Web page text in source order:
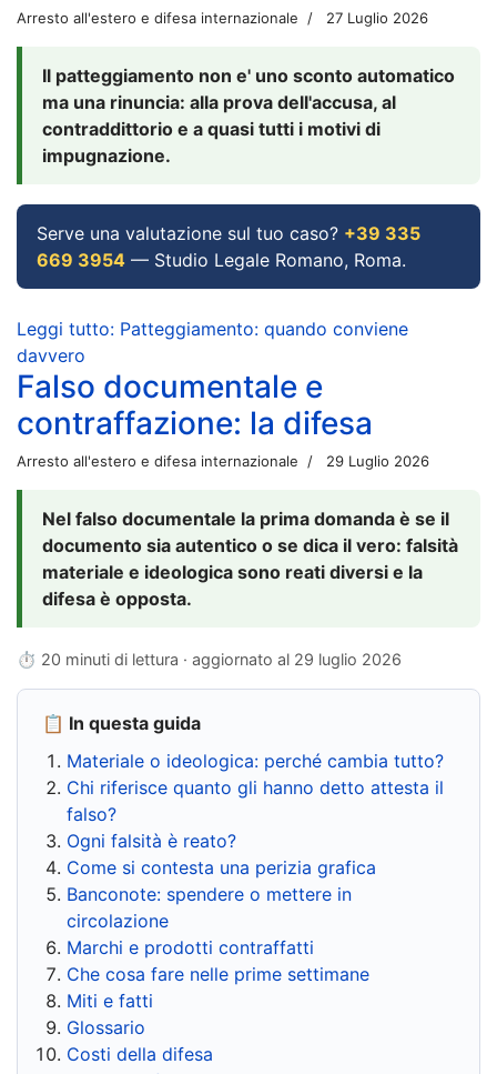
Arresto all'estero e difesa internazionale 27 Luglio 2026
Il patteggiamento non e' uno sconto automatico
ma una rinuncia: alla prova dell'accusa, al
contraddittorio e a quasi tutti i motivi di
impugnazione.
Serve una valutazione sul tuo caso? +39 335
669 3954 — Studio Legale Romano, Roma.
Leggi tutto: Patteggiamento: quando conviene
davvero
Falso documentale e
contraffazione: la difesa
Arresto all'estero e difesa internazionale 29 Luglio 2026
Nel falso documentale la prima domanda è se il
documento sia autentico o se dica il vero: falsità
materiale e ideologica sono reati diversi e la
difesa è opposta.
⏱ 20 minuti di lettura · aggiornato al 29 luglio 2026
📋 In questa guida
Materiale o ideologica: perché cambia tutto?
Chi riferisce quanto gli hanno detto attesta il
falso?
Ogni falsità è reato?
Come si contesta una perizia grafica
Banconote: spendere o mettere in
circolazione
Marchi e prodotti contraffatti
Che cosa fare nelle prime settimane
Miti e fatti
Glossario
Costi della difesa